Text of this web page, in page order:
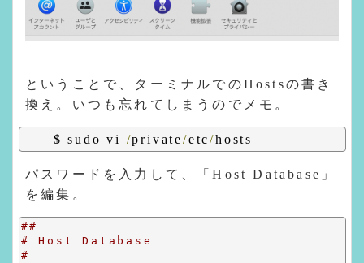
ということで、ターミナルでのHostsの書き
換え。いつも忘れてしまうのでメモ。
$ sudo vi /private/etc/hosts
パスワードを入力して、「Host Database」
を編集。
##
# Host Database
#